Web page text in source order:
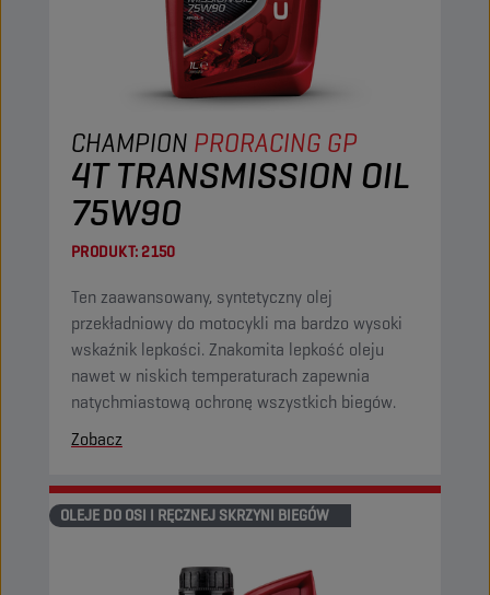
CHAMPION PRORACING GP
4T TRANSMISSION OIL
75W90
PRODUKT:2150
Ten zaawansowany, syntetyczny olej
przekładniowy do motocykli ma bardzo wysoki
wskaźnik lepkości. Znakomita lepkość oleju
nawet w niskich temperaturach zapewnia
natychmiastową ochronę wszystkich biegów.
Zobacz
OLEJE DO OSI I RĘCZNEJ SKRZYNI BIEGÓW